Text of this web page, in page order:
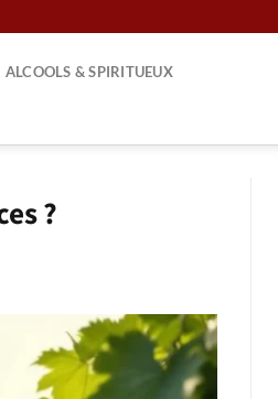
ALCOOLS & SPIRITUEUX
?